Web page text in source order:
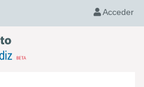
Acceder